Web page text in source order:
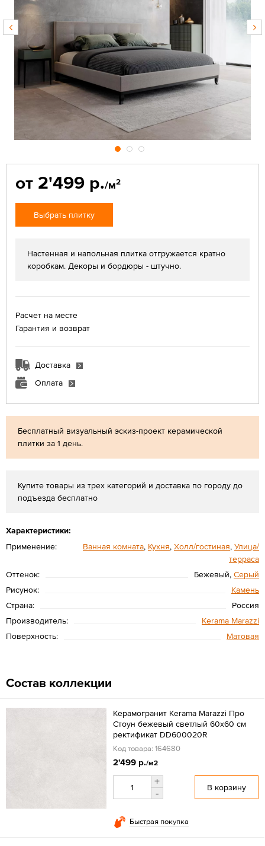
Бесплатный визуальный эскиз-проект керамической
плитки за 1 день.
Купите товары из трех категорий и доставка по городу до
подъезда бесплатно
Характеристики:
Применение:
Ванная комната, Кухня, Холл/гостиная, Улица/
терраса
Оттенок:
Бежевый, Серый
Рисунок:
Камень
Страна:
Россия
Производитель:
Kerama Marazzi
Поверхность:
Матовая
от 2'499 р./м2
Выбрать плитку
Настенная и напольная плитка отгружается кратно
коробкам. Декоры и бордюры - штучно.
Расчет на месте
Гарантия и возврат
Доставка
Оплата
Состав коллекции
Керамогранит Kerama Marazzi Про
Стоун бежевый светлый 60x60 см
ректификат DD600020R
Код товара: 164680
2'499 р./м2
+
-
В корзину
Быстрая покупка